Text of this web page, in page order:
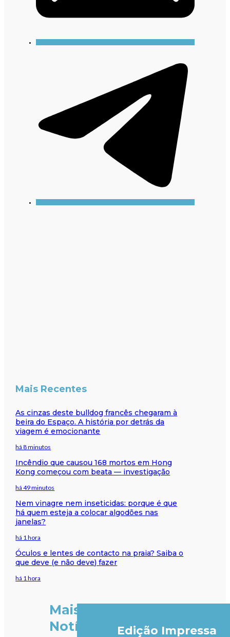
Mais Recentes
As cinzas deste bulldog francês chegaram à
beira do Espaço. A história por detrás da
viagem é emocionante
há 8 minutos
Incêndio que causou 168 mortos em Hong
Kong começou com beata — investigação
há 49 minutos
Nem vinagre nem inseticidas: porque é que
há quem esteja a colocar algodões nas
janelas?
há 1 hora
Óculos e lentes de contacto na praia? Saiba o
que deve (e não deve) fazer
há 1 hora
Mais
Notícias
Edição Impressa